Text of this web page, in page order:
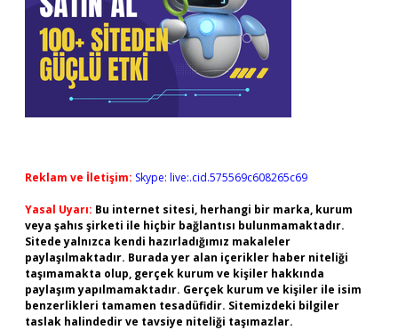
Reklam ve İletişim: Skype: live:.cid.575569c608265c69
Yasal Uyarı: Bu internet sitesi, herhangi bir marka, kurum
veya şahıs şirketi ile hiçbir bağlantısı bulunmamaktadır.
Sitede yalnızca kendi hazırladığımız makaleler
paylaşılmaktadır. Burada yer alan içerikler haber niteliği
taşımamakta olup, gerçek kurum ve kişiler hakkında
paylaşım yapılmamaktadır. Gerçek kurum ve kişiler ile isim
benzerlikleri tamamen tesadüfidir. Sitemizdeki bilgiler
taslak halindedir ve tavsiye niteliği taşımazlar.